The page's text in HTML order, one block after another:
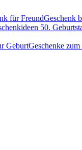
für FreundGeschenk
50.
GeburtGeschenke